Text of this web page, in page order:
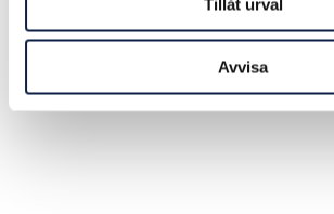
Tillåt urval
Avvisa